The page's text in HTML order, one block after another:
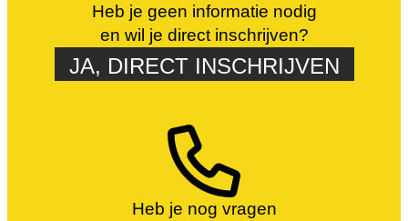
Heb je geen informatie nodig
en wil je direct inschrijven?
JA, DIRECT INSCHRIJVEN
Heb je nog vragen